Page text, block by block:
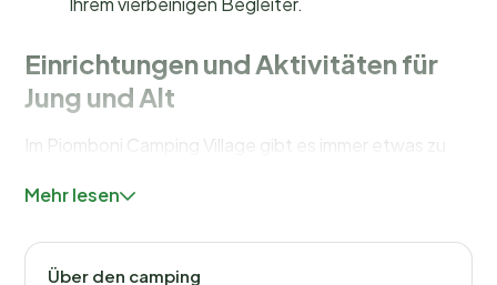
Einrichtungen und Aktivitäten für
Jung und Alt
Im Piomboni Camping Village gibt es immer etwas zu
Kinderbecken
Campingplatz bietet eine große Auswahl an
Mehr lesen
Über den camping